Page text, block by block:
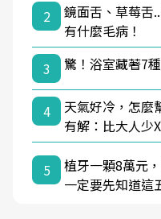
2
鏡面舌、草莓舌
有什麼毛病！
3
驚！浴室藏著7
4
天氣好冷，怎麼
有解：比大人少
5
植牙一顆8萬元
一定要先知道這